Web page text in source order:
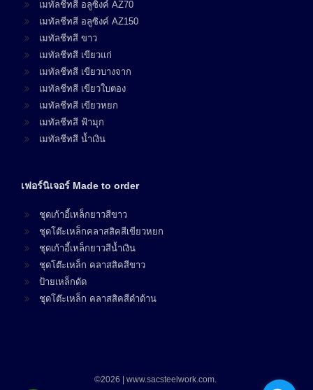
เมทัลชีทสี อลูซิงค์ AZ70
เมทัลชีทสี อลูซิงค์ AZ150
เมทัลชีทสี ขาว
เมทัลชีทสี เขียวแก่
เมทัลชีทสี เขียวบางจาก
เมทัลชีทสี เขียวใบตอง
เมทัลชีทสี เขียวหยก
เมทัลชีทสี ฟ้ามุก
เมทัลชีทสี น้ำเงิน
เฟอร์นิเจอร์ Made to order
ชุดเก้าอี้เหล็กยาวสีขาว
ชุดโต๊ะเหล็กคลาสสิคสีเขียวหยก
ชุดเก้าอี้เหล็กยาวสีน้ำเงิน
ชุดโต๊ะเหล็ก คลาสสิคสีขาว
ป้ายเหล็กดัด
ชุดโต๊ะเหล็ก คลาสสิคสีดำด้าน
©2026 | www.sacsteelwork.com.